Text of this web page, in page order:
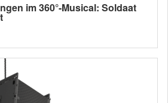
im 360°-Musical: Soldaat